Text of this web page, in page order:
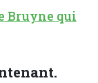
Bruyne qui